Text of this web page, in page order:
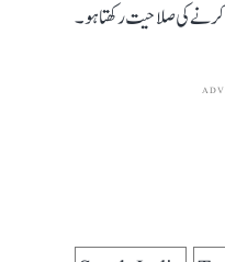
کی صلاحیت رکھتا ہو۔